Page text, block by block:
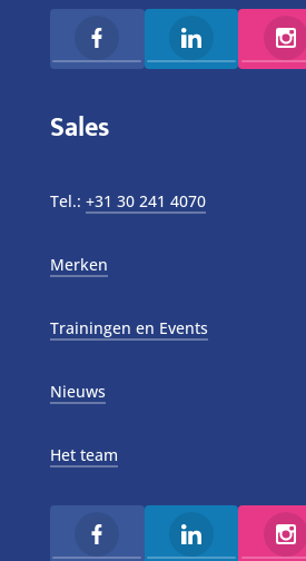
Sales
Tel.: +31 30 241 4070
Merken
Trainingen en Events
Nieuws
Het team